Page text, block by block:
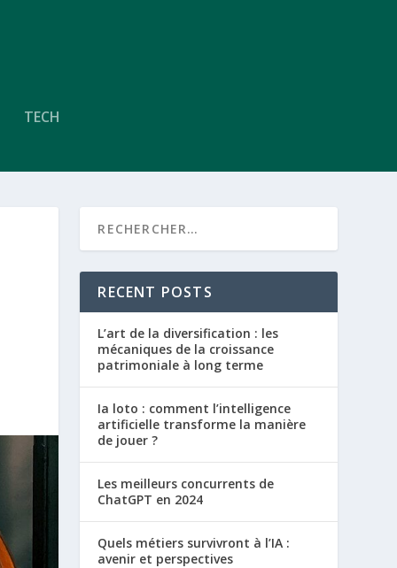
TECH
RECENT POSTS
L’art de la diversification : les
mécaniques de la croissance
patrimoniale à long terme
Ia loto : comment l’intelligence
artificielle transforme la manière
de jouer ?
Les meilleurs concurrents de
ChatGPT en 2024
Quels métiers survivront à l’IA :
avenir et perspectives